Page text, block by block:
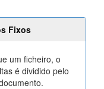
Fixos
um ficheiro, o
é dividido pelo